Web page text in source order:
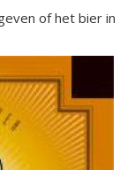
of het bier in